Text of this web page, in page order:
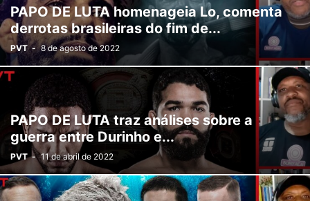
PAPO DE LUTA homenageia Lo, comenta
derrotas brasileiras do fim de...
PVT - 8 de agosto de 2022
PAPO DE LUTA traz análises sobre a
guerra entre Durinho e...
PVT - 11 de abril de 2022